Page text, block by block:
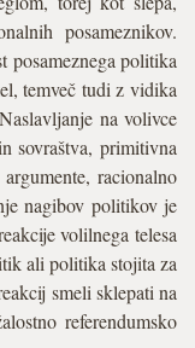
posameznikov.
posameznega politika
temveč tudi z vidika
na volivce
sovraštva, primitivna
racionalno
nagibov politikov je
volilnega telesa
ali politika stojita za
smeli sklepati na
referendumsko